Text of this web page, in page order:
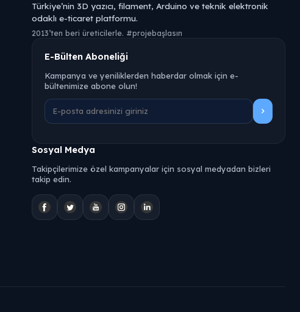
Türkiye’nin 3D yazıcı, filament, Arduino ve teknik elektronik
odaklı e-ticaret platformu.
2013’ten beri üreticilerle. #projebaşlasın
E-Bülten Aboneliği
Kampanya ve yeniliklerden haberdar olmak için e-
bültenimize abone olun!
Sosyal Medya
Takipçilerimize özel kampanyalar için sosyal medyadan bizleri
takip edin.